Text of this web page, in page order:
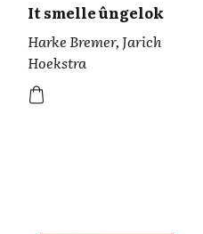
It smelle ûngelok
Harke Bremer, Jarich
Hoekstra